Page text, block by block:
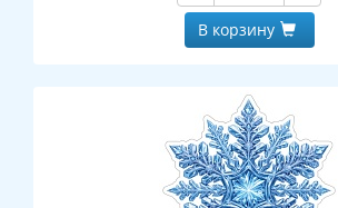
В корзину